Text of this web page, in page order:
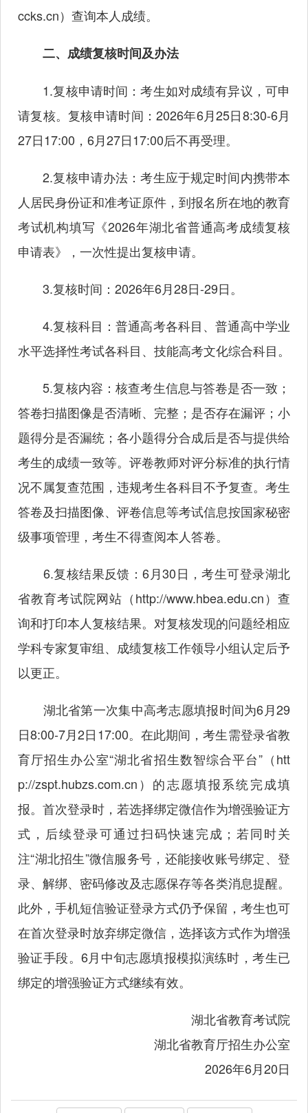
ccks.cn）查询本人成绩。
二、成绩复核时间及办法
1.复核申请时间：考生如对成绩有异议，可申
请复核。复核申请时间：2026年6月25日8:30-6月
27日17:00，6月27日17:00后不再受理。
2.复核申请办法：考生应于规定时间内携带本
人居民身份证和准考证原件，到报名所在地的教育
考试机构填写《2026年湖北省普通高考成绩复核
申请表》，一次性提出复核申请。
3.复核时间：2026年6月28日-29日。
4.复核科目：普通高考各科目、普通高中学业
水平选择性考试各科目、技能高考文化综合科目。
5.复核内容：核查考生信息与答卷是否一致；
答卷扫描图像是否清晰、完整；是否存在漏评；小
题得分是否漏统；各小题得分合成后是否与提供给
考生的成绩一致等。评卷教师对评分标准的执行情
况不属复查范围，违规考生各科目不予复查。考生
答卷及扫描图像、评卷信息等考试信息按国家秘密
级事项管理，考生不得查阅本人答卷。
6.复核结果反馈：6月30日，考生可登录湖北
省教育考试院网站（http://www.hbea.edu.cn）查
询和打印本人复核结果。对复核发现的问题经相应
学科专家复审组、成绩复核工作领导小组认定后予
以更正。
湖北省第一次集中高考志愿填报时间为6月29
日8:00-7月2日17:00。在此期间，考生需登录省教
育厅招生办公室“湖北省招生数智综合平台”（htt
p://zspt.hubzs.com.cn ）的志愿填报系统完成填
报。首次登录时，若选择绑定微信作为增强验证方
式，后续登录可通过扫码快速完成；若同时关
注“湖北招生”微信服务号，还能接收账号绑定、登
录、解绑、密码修改及志愿保存等各类消息提醒。
此外，手机短信验证登录方式仍予保留，考生也可
在首次登录时放弃绑定微信，选择该方式作为增强
验证手段。6月中旬志愿填报模拟演练时，考生已
绑定的增强验证方式继续有效。
湖北省教育考试院
湖北省教育厅招生办公室
2026年6月20日